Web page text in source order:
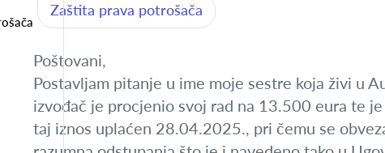
Zaštita prava potrošača
Poštovani,
Postavljam pitanje u ime moje sestre koja živi u
izvođač je procjenio svoj rad na 13.500 eura te
taj iznos uplaćen 28.04.2025., pri čemu se